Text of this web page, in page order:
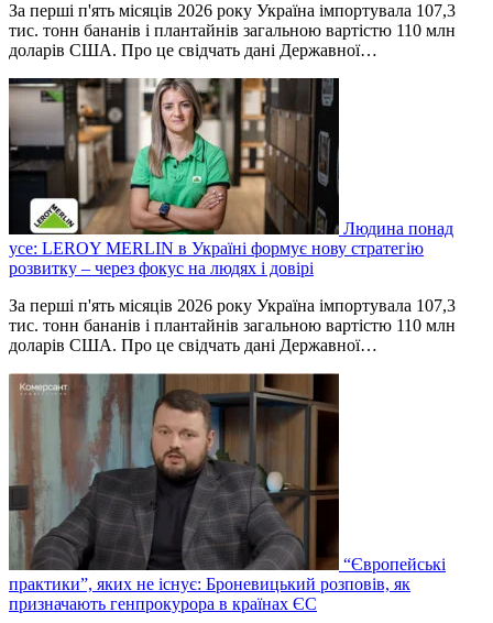
За перші п'ять місяців 2026 року Україна імпортувала 107,3
тис. тонн бананів і плантайнів загальною вартістю 110 млн
доларів США. Про це свідчать дані Державної…
Людина понад
усе: LEROY MERLIN в Україні формує нову стратегію
розвитку – через фокус на людях і довірі
За перші п'ять місяців 2026 року Україна імпортувала 107,3
тис. тонн бананів і плантайнів загальною вартістю 110 млн
доларів США. Про це свідчать дані Державної…
“Європейські
практики”, яких не існує: Броневицький розповів, як
призначають генпрокурора в країнах ЄС